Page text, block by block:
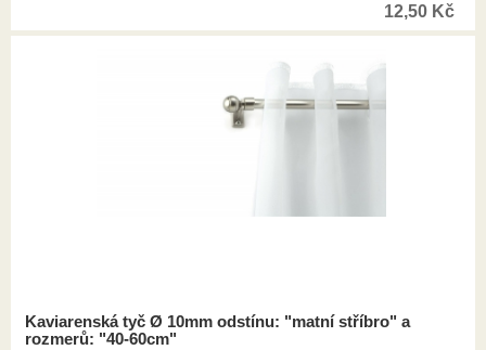
12,50 Kč
Kaviarenská tyč Ø 10mm odstínu: "matní stříbro" a
rozmerů: "40-60cm"